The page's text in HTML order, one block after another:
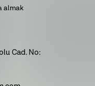
almak
Cad. No: